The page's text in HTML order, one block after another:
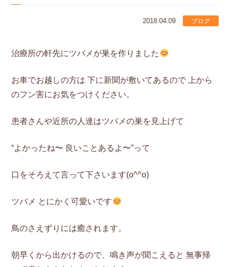
2018.04.09 ブログ
治療所の軒先にツバメが巣を作りました
お車でお越しの方は 下に新聞が敷いてあるので 上から
のフン害にお気をつけください。
患者さんや近所の人達はツバメの巣を見上げて
“よかったね〜 良いことあるよ〜”って
口をそろえて言って下さいます(o^^o)
ツバメ とにかく可愛いです
鳥のさえずりには癒されます。
朝早くから出かけるので、鳴き声が聞こえると 無事帰